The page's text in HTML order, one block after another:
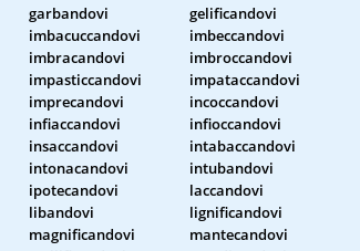
garbandovi
gelificandovi
imbacuccandovi
imbeccandovi
imbracandovi
imbroccandovi
impasticcandovi
impataccandovi
imprecandovi
incoccandovi
infiaccandovi
infioccandovi
insaccandovi
intabaccandovi
intonacandovi
intubandovi
ipotecandovi
laccandovi
libandovi
lignificandovi
magnificandovi
mantecandovi